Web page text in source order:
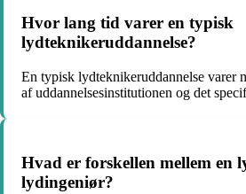
Hvor lang tid varer en typisk
lydteknikeruddannelse?
En typisk lydteknikeruddannelse varer
af uddannelsesinstitutionen og det
Hvad er forskellen mellem en
lydingeniør?